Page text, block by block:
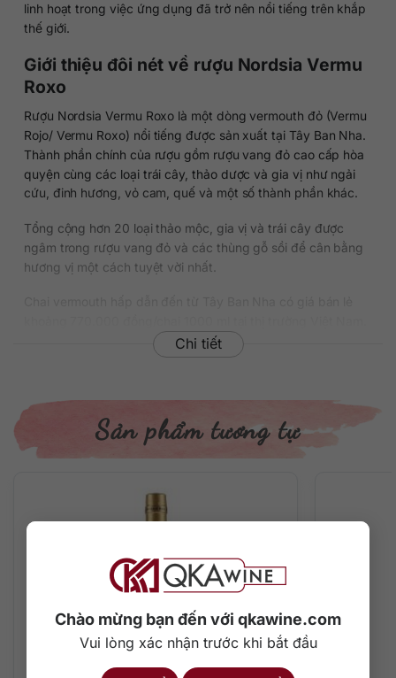
Chào mừng bạn đến với qkawine.com
Vui lòng xác nhận trước khi bắt đầu
linh hoạt trong việc ứng dụng đã trở nên nổi tiếng trên khắp
thế giới.
Giới thiệu đôi nét về rượu Nordsia Vermu
Roxo
Rượu Nordsia Vermu Roxo là một dòng vermouth đỏ (Vermu
Rojo/ Vermu Roxo) nổi tiếng được sản xuất tại Tây Ban Nha.
Thành phần chính của rượu gồm rượu vang đỏ cao cấp hòa
quyện cùng các loại trái cây, thảo dược và gia vị như ngải
cứu, đinh hương, vỏ cam, quế và một số thành phần khác.
Tổng cộng hơn 20 loại thảo mộc, gia vị và trái cây được
ngâm trong rượu vang đỏ và các thùng gỗ sồi để cân bằng
hương vị một cách tuyệt vời nhất.
Thông tin chi tiết về rượu
Thương hiệu: Nordsia
Phân loại: Vermouth
Nồng độ: 15%
Cách thưởng thức: Uống trực tiếp cùng đá lạnh / ướp
lạnh, pha chế cocktail
Mô tả hương vị rượu
Rượu sở hữu màu đỏ ruby ánh tím nhẹ phản ánh sự giàu có
tuyệt vời trên hương vị. Trên mũi là mùi thơm tinh tế của cam
quýt tươi mát hòa quyện cùng gỗ sồi nồng nàn và gia vị cay
nhẹ như quế và đinh hương.
Chi tiết
Sản phẩm tương tự